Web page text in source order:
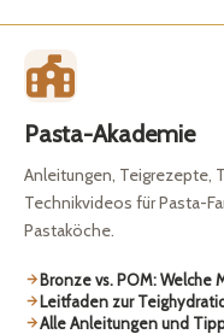
Pasta-Akademie
Anleitungen, Teigrezepte,
Technikvideos für Pasta-
Pastaköche.
Bronze vs. POM: Welche
Leitfaden zur
Alle Anleitungen und